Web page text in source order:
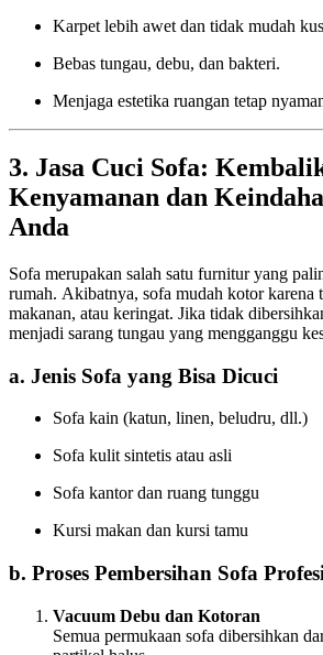
Karpet lebih awet dan tidak mudah
Bebas tungau, debu, dan bakteri.
Menjaga estetika ruangan tetap
3. Jasa Cuci Sofa:
Kenyamanan dan
Anda
Sofa merupakan salah satu furnitur yang
rumah. Akibatnya, sofa mudah kotor karena
makanan, atau keringat. Jika tidak
menjadi sarang tungau yang mengganggu
a. Jenis Sofa yang Bisa Dicuci
Sofa kain (katun, linen, beludru, dll.)
Sofa kulit sintetis atau asli
Sofa kantor dan ruang tunggu
Kursi makan dan kursi tamu
b. Proses Pembersihan Sofa
Vacuum Debu dan Kotoran
Semua permukaan sofa dibersihkan